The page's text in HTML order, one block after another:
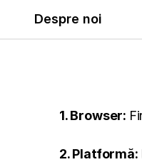
Despre noi
1. Browser:
2. Platformă: